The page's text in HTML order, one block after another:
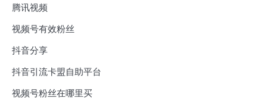
腾讯视频
视频号有效粉丝
抖音分享
抖音引流卡盟自助平台
视频号粉丝在哪里买